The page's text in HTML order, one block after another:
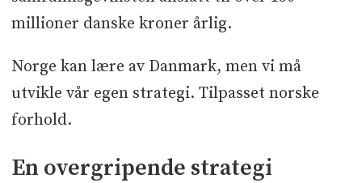
millioner danske kroner årlig.
Norge kan lære av Danmark, men vi må
utvikle vår egen strategi. Tilpasset norske
forhold.
En overgripende strategi